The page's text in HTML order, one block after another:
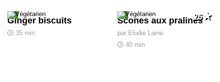
Ginger biscuits
35 min
Scones aux pralines
par Elodie Laine
40 min
26